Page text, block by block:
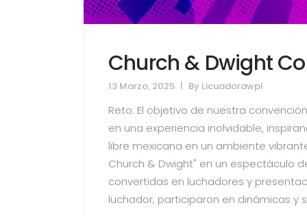
Church & Dwight
13 Marzo, 2025 By Licuadorawpl
Reto: El objetivo de nuestra
en una experiencia inolvidable,
libre mexicana en un ambiente
Church & Dwight" en un espectáculo
convertidas en luchadores y
luchador, participaron en dinámicas y